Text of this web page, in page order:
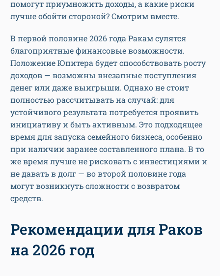
помогут приумножить доходы, а какие риски
лучше обойти стороной? Смотрим вместе.
В первой половине 2026 года Ракам сулятся
благоприятные финансовые возможности.
Положение Юпитера будет способствовать росту
доходов — возможны внезапные поступления
денег или даже выигрыши. Однако не стоит
полностью рассчитывать на случай: для
устойчивого результата потребуется проявить
инициативу и быть активным. Это подходящее
время для запуска семейного бизнеса, особенно
при наличии заранее составленного плана. В то
же время лучше не рисковать с инвестициями и
не давать в долг — во второй половине года
могут возникнуть сложности с возвратом
средств.
Рекомендации для Раков
на 2026 год